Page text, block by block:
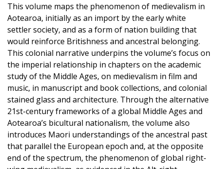
This volume maps the phenomenon of medievalism in
Aotearoa, initially as an import by the early white
settler society, and as a form of nation building that
would reinforce Britishness and ancestral belonging.
This colonial narrative underpins the volume’s focus on
the imperial relationship in chapters on the academic
study of the Middle Ages, on medievalism in film and
music, in manuscript and book collections, and colonial
stained glass and architecture. Through the alternative
21st-century frameworks of a global Middle Ages and
Aotearoa’s bicultural nationalism, the volume also
introduces Maori understandings of the ancestral past
that parallel the European epoch and, at the opposite
end of the spectrum, the phenomenon of global right-